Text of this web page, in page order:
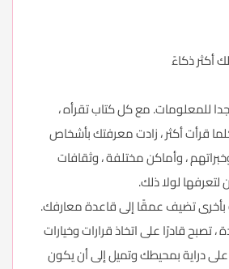
أكثر ذكاءً
للمعلومات. مع كل كتاب تقرأه ،
قرأت أكثر ، زادت معرفتك بأشخاص
، وأماكن مختلفة ، وثقافات
لولا ذلك.
بأخرى تضيف عمقًا إلى قاعدة معارفك.
تصبح قادرًا على اتخاذ قرارات وخيارات
دراية بمحيطك وتميل إلى أن يكون